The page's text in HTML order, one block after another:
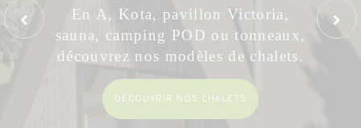
Previous SlideEn A, Kota, pavillon Victoria,
sauna, camping POD ou tonneaux,
découvrez nos modèles de chalets.
DÉCOUVRIR NOS CHALETS